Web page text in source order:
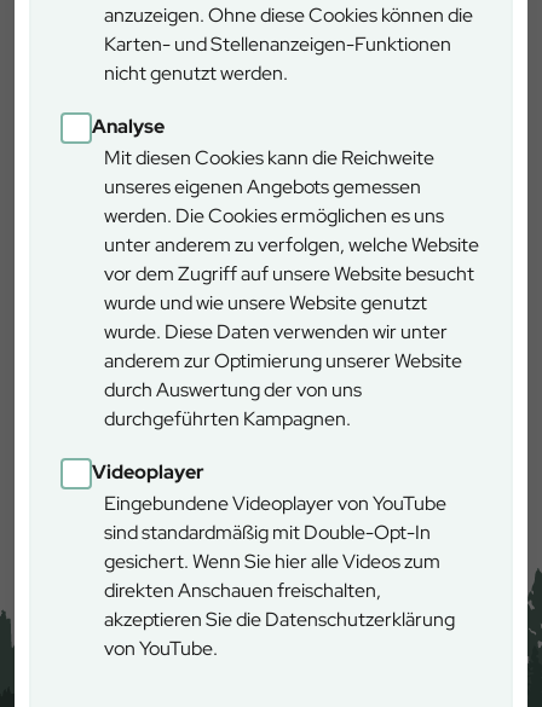
anzuzeigen. Ohne diese Cookies können die
Karten- und Stellenanzeigen-Funktionen
nicht genutzt werden.
Analyse
Mit diesen Cookies kann die Reichweite
unseres eigenen Angebots gemessen
werden. Die Cookies ermöglichen es uns
unter anderem zu verfolgen, welche Website
vor dem Zugriff auf unsere Website besucht
wurde und wie unsere Website genutzt
wurde. Diese Daten verwenden wir unter
anderem zur Optimierung unserer Website
durch Auswertung der von uns
durchgeführten Kampagnen.
Videoplayer
Eingebundene Videoplayer von YouTube
sind standardmäßig mit Double-Opt-In
gesichert. Wenn Sie hier alle Videos zum
direkten Anschauen freischalten,
akzeptieren Sie die Datenschutzerklärung
von YouTube.
buchen-tafeln.pdf
(PDF / 6,17 MB)
Kipfenberg
Eichstätter Straße 6, 85110 Kipfenberg
Mehr erfahren